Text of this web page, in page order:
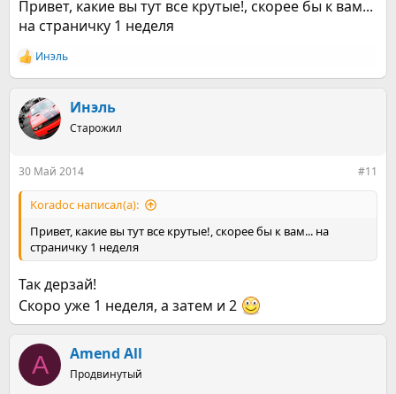
Привет, какие вы тут все крутые!, скорее бы к вам...
на страничку 1 неделя
Р
е
к
ц
и
Инэль
Инэль
Старожил
30 Май 2014 #11
Koradoc написал(а):
Привет, какие вы тут все крутые!, скорее бы к вам... на
страничку 1 неделя
Так дерзай!
Скоро уже 1 неделя, а затем и 2
A Amend All
Продвинутый